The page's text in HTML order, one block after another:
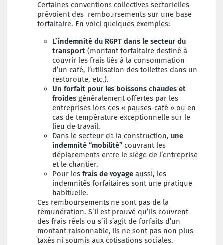
Certaines conventions collectives sectorielles
prévoient des remboursements sur une base
forfaitaire. En voici quelques exemples:
L’indemnité du RGPT dans le secteur du
transport (montant forfaitaire destiné à
couvrir les frais liés à la consommation
d’un café, l’utilisation des toilettes dans un
restoroute, etc.).
Un forfait pour les boissons chaudes et
froides généralement offertes par les
entreprises lors des « pauses-café » ou en
cas de température exceptionnelle sur le
lieu de travail.
Dans le secteur de la construction, une
indemnité “mobilité” couvrant les
déplacements entre le siège de l’entreprise
et le chantier.
Pour les frais de voyage aussi, les
indemnités forfaitaires sont une pratique
habituelle.
Ces remboursements ne sont pas de la
rémunération. S’il est prouvé qu’ils couvrent
des frais réels ou s’il s’agit de forfaits d’un
montant raisonnable, ils ne sont pas non plus
taxés ni soumis aux cotisations sociales.